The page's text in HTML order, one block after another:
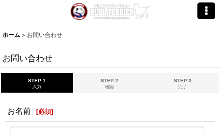
ホーム > お問い合わせ
お問い合わせ
STEP 1
入力
STEP 2
確認
STEP 3
完了
お名前 [必須]